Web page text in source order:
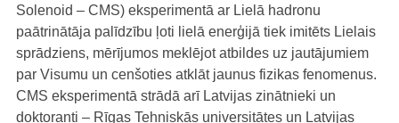
Solenoid – CMS) eksperimentā ar Lielā hadronu
paātrinātāja palīdzību ļoti lielā enerģijā tiek imitēts Lielais
sprādziens, mērījumos meklējot atbildes uz jautājumiem
par Visumu un cenšoties atklāt jaunus fizikas fenomenus.
CMS eksperimentā strādā arī Latvijas zinātnieki un
doktoranti – Rīgas Tehniskās universitātes un Latvijas